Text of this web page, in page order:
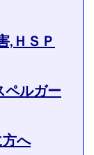
,ＨＳＰ
ペルガー
へ